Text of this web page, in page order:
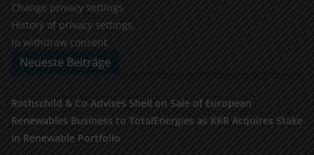
Change privacy settings
History of privacy settings
to withdraw consent
Neueste Beiträge
Rothschild & Co Advises Shell on Sale of European
Renewables Business to TotalEnergies as KKR Acquires Stake
in Renewable Portfolio